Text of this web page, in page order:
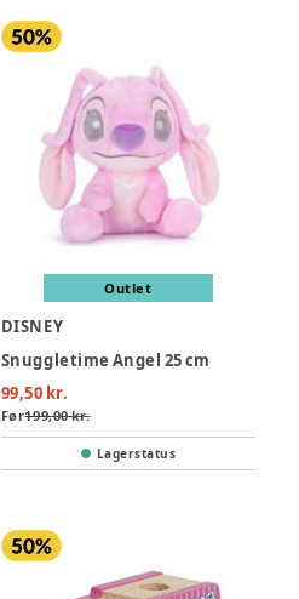
Outlet
DISNEY
Snuggletime Angel 25 cm
99,50 kr.
Før199,00 kr.
Lagerstatus